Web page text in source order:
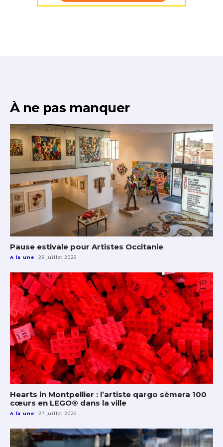
À ne pas manquer
Pause estivale pour Artistes Occitanie
A la une 28 juillet 2026
Hearts in Montpellier : l’artiste qargo sèmera 100
cœurs en LEGO® dans la ville
A la une 27 juillet 2026